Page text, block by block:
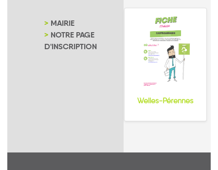
MAIRIE
NOTRE PAGE
D'INSCRIPTION
Welles-Pérennes